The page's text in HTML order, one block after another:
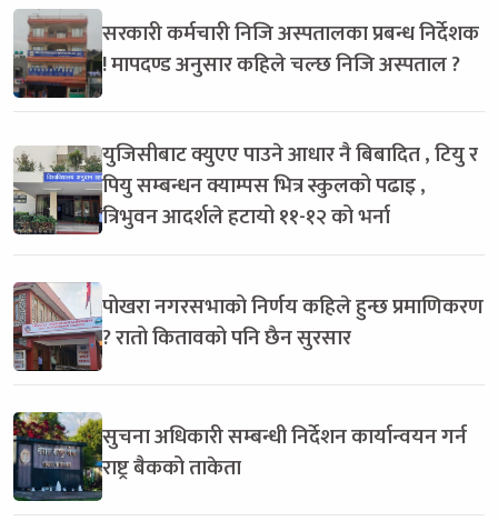
सरकारी कर्मचारी निजि अस्पतालका प्रबन्ध निर्देशक
! मापदण्ड अनुसार कहिले चल्छ निजि अस्पताल ?
युजिसीबाट क्युएए पाउने आधार नै बिबादित , टियु र
पियु सम्बन्धन क्याम्पस भित्र स्कुलको पढाइ ,
त्रिभुवन आदर्शले हटायो ११-१२ को भर्ना
पोखरा नगरसभाको निर्णय कहिले हुन्छ प्रमाणिकरण
? रातो कितावको पनि छैन सुरसार
सुचना अधिकारी सम्बन्धी निर्देशन कार्यान्वयन गर्न
राष्ट्र बैकको ताकेता